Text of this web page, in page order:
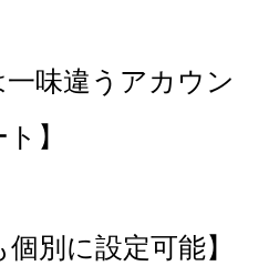
一味違うアカウン
】
別に設定可能】